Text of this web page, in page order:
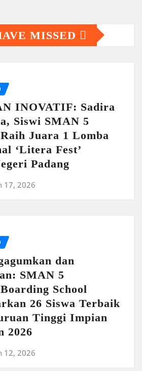
MISSED
INOVATIF: Sadira
Siswi SMAN 5
Juara 1 Lomba
‘Litera Fest’
Padang
17, 2026
dan
SMAN 5
School
26 Siswa Terbaik
Tinggi Impian
2026
12, 2026